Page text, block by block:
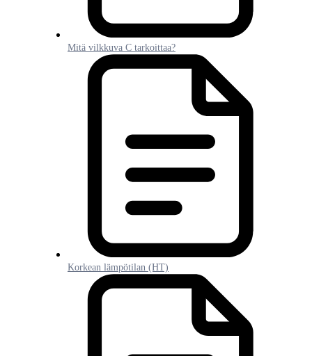
Mitä vilkkuva C tarkoittaa?
Korkean lämpötilan (HT)